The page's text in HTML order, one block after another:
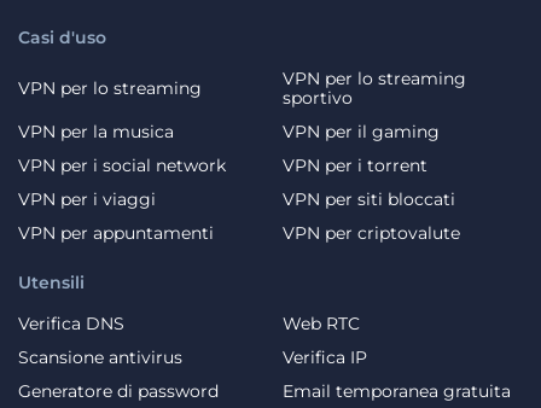
Casi d'uso
VPN per lo streaming
VPN per lo streaming
sportivo
VPN per la musica
VPN per il gaming
VPN per i social network
VPN per i torrent
VPN per i viaggi
VPN per siti bloccati
VPN per appuntamenti
VPN per criptovalute
Utensili
Verifica DNS
Web RTC
Scansione antivirus
Verifica IP
Generatore di password
Email temporanea gratuita